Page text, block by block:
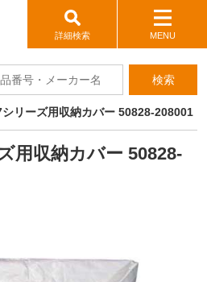
詳細検索 MENU
検索
リーズ用収納カバー 50828-208001
用収納カバー 50828-